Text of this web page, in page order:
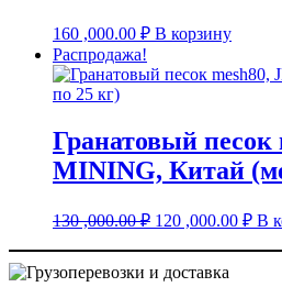
160 ,000.00 ₽ В корзину
Распродажа!
Гранатовый песок
MINING, Китай
130 ,000.00₽ Первоначальная
составляла
130
120 ,000.00 ₽
120
В